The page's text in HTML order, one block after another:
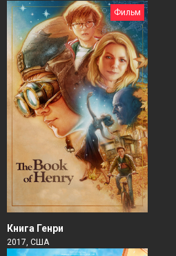
Фильм
Книга Генри
2017, США